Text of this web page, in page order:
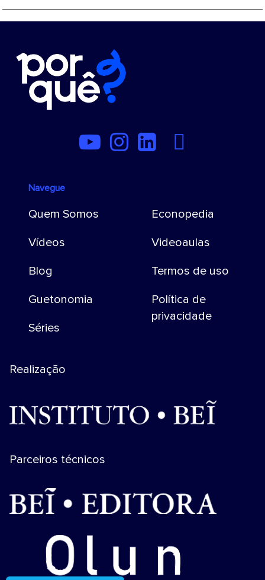
Navegue
Quem Somos
Vídeos
Blog
Guetonomia
Séries
Econopedia
Videoaulas
Termos de uso
Política de
privacidade
Realização
Parceiros técnicos